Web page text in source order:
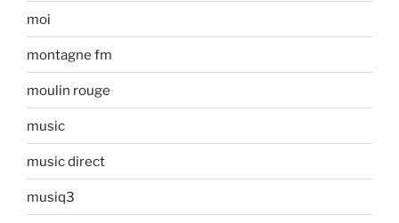
moi
montagne fm
moulin rouge
music
music direct
musiq3